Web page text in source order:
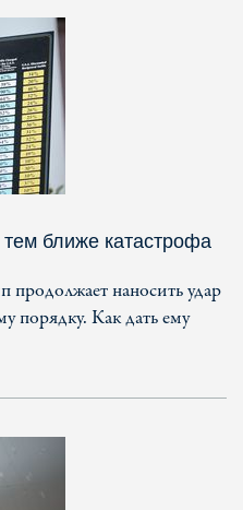
ближе катастрофа
наносить удар
порядку. Как дать ему